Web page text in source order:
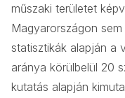
műszaki területet
Magyarországon
statisztikák alapján a
aránya körülbelül 20
kutatás alapján